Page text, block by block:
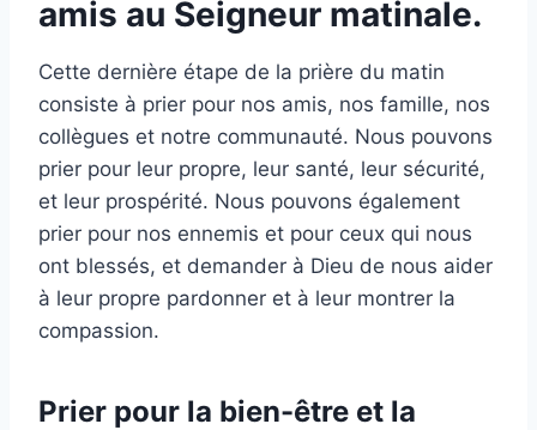
amis au Seigneur matinale.
Cette dernière étape de la prière du matin
consiste à prier pour nos amis, nos famille, nos
collègues et notre communauté. Nous pouvons
prier pour leur propre, leur santé, leur sécurité,
et leur prospérité. Nous pouvons également
prier pour nos ennemis et pour ceux qui nous
ont blessés, et demander à Dieu de nous aider
à leur propre pardonner et à leur montrer la
compassion.
Prier pour la bien-être et la